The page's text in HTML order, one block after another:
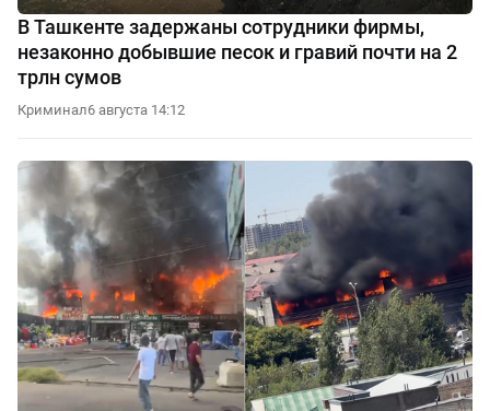
В Ташкенте задержаны сотрудники фирмы,
незаконно добывшие песок и гравий почти на 2
трлн сумов
Криминал6 августа 14:12